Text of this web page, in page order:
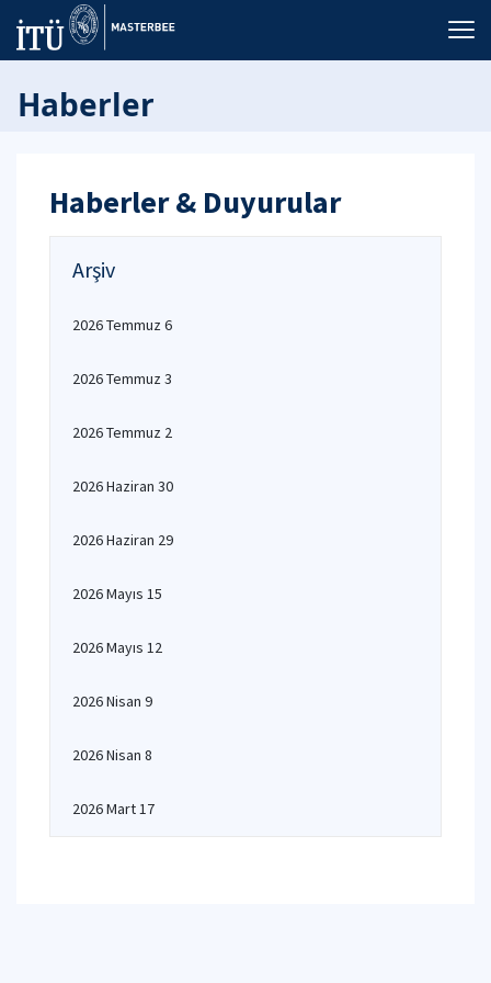
Haberler
Haberler & Duyurular
Arşiv
2026 Temmuz 6
2026 Temmuz 3
2026 Temmuz 2
2026 Haziran 30
2026 Haziran 29
2026 Mayıs 15
2026 Mayıs 12
2026 Nisan 9
2026 Nisan 8
2026 Mart 17